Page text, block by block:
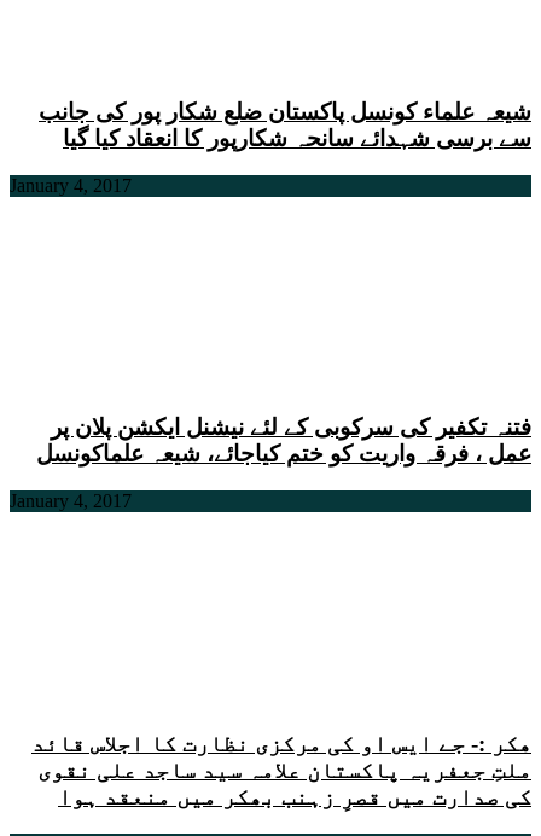
شیعہ علماء کونسل پاکستان ضلع شکار پور کی جانب
سے برسی شہدائے سانحہ شکارپور کا انعقاد کیا گیا
January 4, 2017
فتنہ تکفیر کی سرکوبی کے لئے نیشنل ایکشن پلان پر
عمل ، فرقہ واریت کو ختم کیاجائے، شیعہ علماکونسل
January 4, 2017
ھکر :- جے ایس او کی مرکزی نظارت کا اجلاس قائد
ملتِ جعفریہ پاکستان علامہ سید ساجد علی نقوی
کی صدارت میں قصرِ زہنب بھکر میں منعقد ہوا